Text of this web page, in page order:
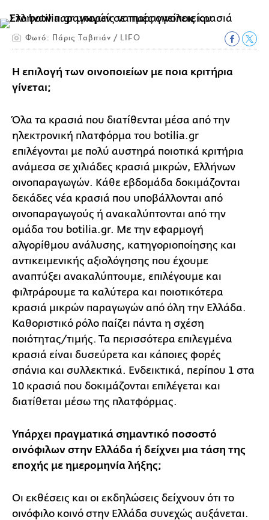
Φωτό: Πάρις Ταβιτιάν / LIFO
Η επιλογή των οινοποιείων με ποια κριτήρια
γίνεται;
Όλα τα κρασιά που διατίθενται μέσα από την
ηλεκτρονική πλατφόρμα του botilia.gr
επιλέγονται με πολύ αυστηρά ποιοτικά κριτήρια
ανάμεσα σε χιλιάδες κρασιά μικρών, Ελλήνων
οινοπαραγωγών. Κάθε εβδομάδα δοκιμάζονται
δεκάδες νέα κρασιά που υποβάλλονται από
οινοπαραγωγούς ή ανακαλύπτονται από την
ομάδα του botilia.gr. Με την εφαρμογή
αλγορίθμου ανάλυσης, κατηγοριοποίησης και
αντικειμενικής αξιολόγησης που έχουμε
αναπτύξει ανακαλύπτουμε, επιλέγουμε και
φιλτράρουμε τα καλύτερα και ποιοτικότερα
κρασιά μικρών παραγωγών από όλη την Ελλάδα.
Καθοριστικό ρόλο παίζει πάντα η σχέση
ποιότητας/τιμής. Τα περισσότερα επιλεγμένα
κρασιά είναι δυσεύρετα και κάποιες φορές
σπάνια και συλλεκτικά. Ενδεικτικά, περίπου 1 στα
10 κρασιά που δοκιμάζονται επιλέγεται και
διατίθεται μέσω της πλατφόρμας.
Υπάρχει πραγματικά σημαντικό ποσοστό
οινόφιλων στην Ελλάδα ή δείχνει μια τάση της
εποχής με ημερομηνία λήξης;
Οι εκθέσεις και οι εκδηλώσεις δείχνουν ότι το
οινόφιλο κοινό στην Ελλάδα συνεχώς αυξάνεται.